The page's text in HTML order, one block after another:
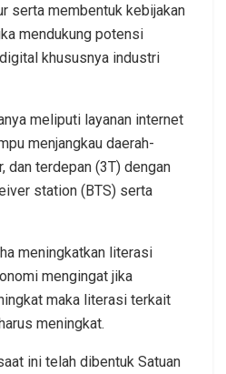
serta membentuk kebijakan
mendukung potensi
khususnya industri
meliputi layanan internet
menjangkau daerah-
dan terdepan (3T) dengan
station (BTS) serta
meningkatkan literasi
mengingat jika
maka literasi terkait
meningkat.
ini telah dibentuk Satuan